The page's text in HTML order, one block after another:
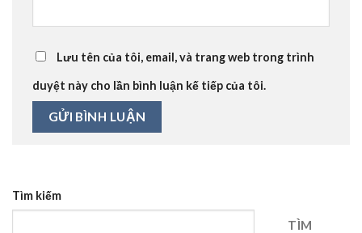
Lưu tên của tôi, email, và trang web trong trình
duyệt này cho lần bình luận kế tiếp của tôi.
Tìm kiếm
TÌM